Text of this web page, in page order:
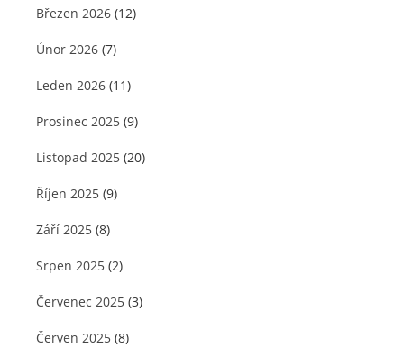
Březen 2026 (12)
Únor 2026 (7)
Leden 2026 (11)
Prosinec 2025 (9)
Listopad 2025 (20)
Říjen 2025 (9)
Září 2025 (8)
Srpen 2025 (2)
Červenec 2025 (3)
Červen 2025 (8)